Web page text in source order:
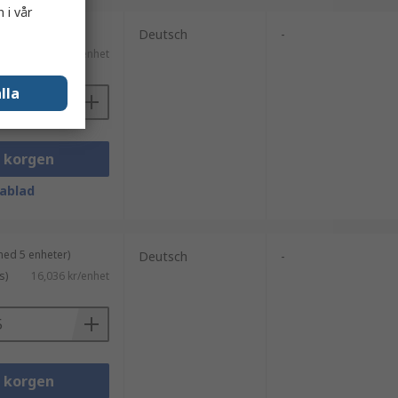
35,65 kr/enhet
korgen
Deutsch -
5 enheter)
16,036 kr/enhet
korgen
Deutsch -
i vår